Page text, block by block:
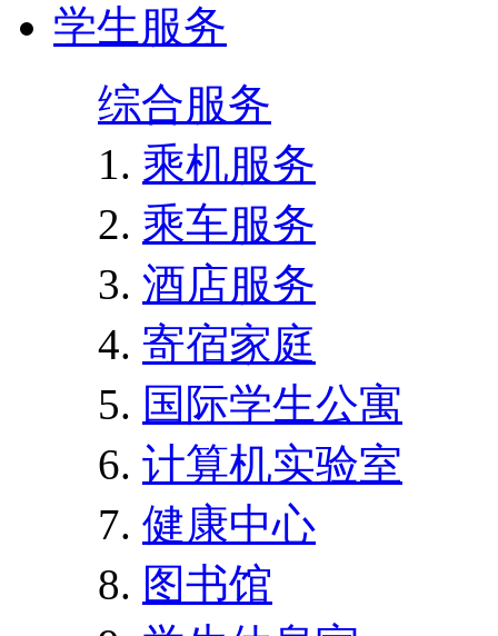
学生服务
综合服务
乘机服务
乘车服务
酒店服务
寄宿家庭
国际学生公寓
计算机实验室
健康中心
图书馆